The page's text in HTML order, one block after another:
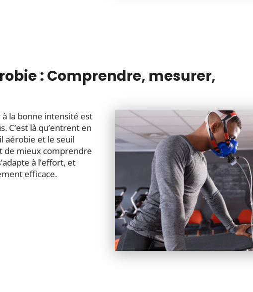
: Comprendre, mesurer,
la bonne intensité est
C’est là qu’entrent en
aérobie et le seuil
de mieux comprendre
à l’effort, et
efficace.